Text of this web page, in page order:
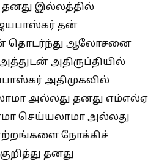
தனது இல்லத்தில்
தன்
தொடர்ந்து ஆலோசனை
அத்துடன் அதிருப்தியில்
அதிமுகவில்
அல்லது தனது எம்எல்ஏ
செய்யலாமா அல்லது
நோக்கிச்
தனது